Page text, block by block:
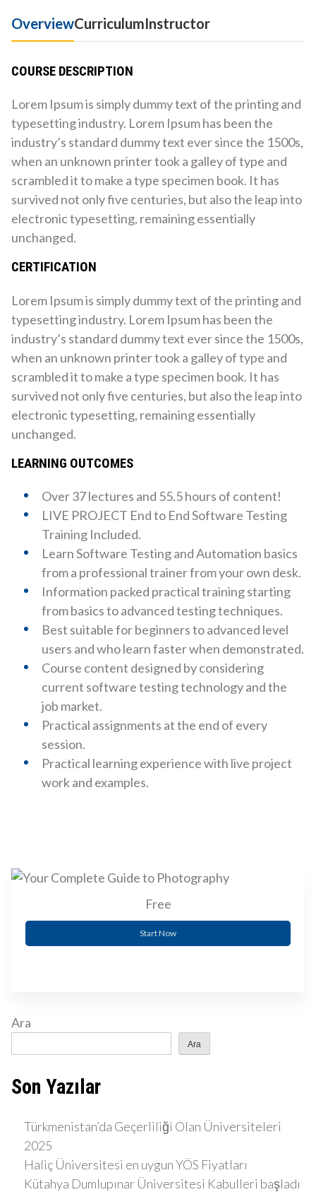
OverviewCurriculumInstructor
COURSE DESCRIPTION
Lorem Ipsum is simply dummy text of the printing and
typesetting industry. Lorem Ipsum has been the
industry’s standard dummy text ever since the 1500s,
when an unknown printer took a galley of type and
scrambled it to make a type specimen book. It has
survived not only five centuries, but also the leap into
electronic typesetting, remaining essentially
unchanged.
CERTIFICATION
Lorem Ipsum is simply dummy text of the printing and
typesetting industry. Lorem Ipsum has been the
industry’s standard dummy text ever since the 1500s,
when an unknown printer took a galley of type and
scrambled it to make a type specimen book. It has
survived not only five centuries, but also the leap into
electronic typesetting, remaining essentially
unchanged.
LEARNING OUTCOMES
Over 37 lectures and 55.5 hours of content!
LIVE PROJECT End to End Software Testing
Training Included.
Learn Software Testing and Automation basics
from a professional trainer from your own desk.
Information packed practical training starting
from basics to advanced testing techniques.
Best suitable for beginners to advanced level
users and who learn faster when demonstrated.
Course content designed by considering
current software testing technology and the
job market.
Practical assignments at the end of every
session.
Practical learning experience with live project
work and examples.
Free
Start Now
Ara
Ara
Son Yazılar
Türkmenistan’da Geçerliliği Olan Üniversiteleri
2025
Haliç Üniversitesi en uygun YÖS Fiyatları
Kütahya Dumlupınar Üniversitesi Kabulleri başladı